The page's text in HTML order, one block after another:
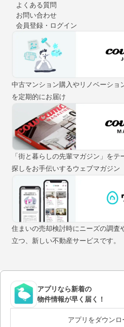
よくある質問
お問い合わせ
会員登録・ログイン
中古マンション購入やリノベーショ
を定期的にお届け
「街と暮らしの先輩マガジン」を
探しをお手伝いするウェブマガジン
住まいの売却検討時にニーズの調査
立つ、新しい不動産サービスです。
アプリなら新着の
物件情報が早く届く！
アプリをダウンロ